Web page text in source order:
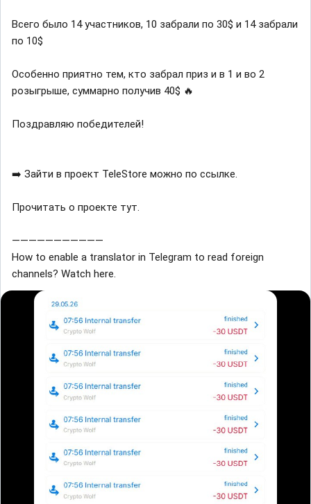
Всего было 14 участников, 10 забрали по 30$ и 14 забрали
по 10$
Особенно приятно тем, кто забрал приз и в 1 и во 2
розыгрыше, суммарно получив 40$ 🔥
Поздравляю победителей!
➡️ Зайти в проект TeleStore можно по ссылке.
Прочитать о проекте тут.
———————————
How to enable a translator in Telegram to read foreign
channels? Watch here.